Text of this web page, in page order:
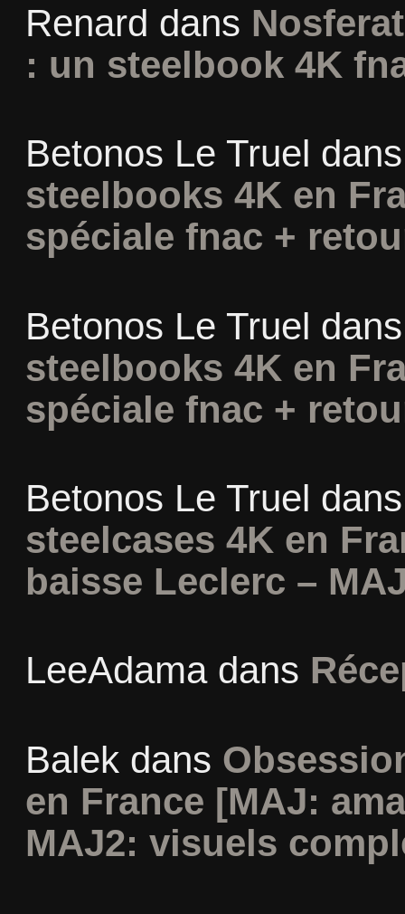
Renard dans
: un steelbook 4K
Betonos Le Truel
steelbooks 4K en
spéciale fnac +
Betonos Le Truel
steelbooks 4K en
spéciale fnac +
Betonos Le Truel
steelcases 4K en
baisse Leclerc –
LeeAdamadans
Balekdans
en France [MAJ:
MAJ2: visuels